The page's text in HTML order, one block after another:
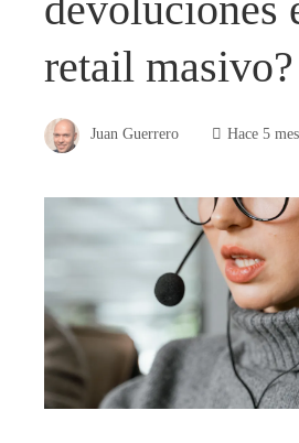
retail masivo?
Juan Guerrero Hace 5